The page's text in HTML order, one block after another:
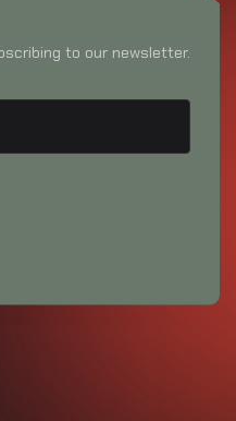
to our newsletter.